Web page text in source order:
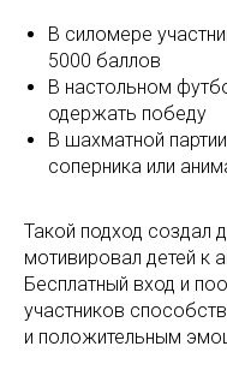
В силомере
5000 баллов
В настольном
одержать победу
В шахматной
соперника или
Такой подход создал
мотивировал детей к
Бесплатный вход и
участников
и положительным